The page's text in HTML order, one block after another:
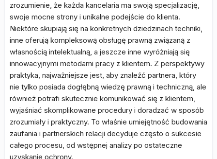
zrozumienie, że każda kancelaria ma swoją specjalizację,
swoje mocne strony i unikalne podejście do klienta.
Niektóre skupiają się na konkretnych dziedzinach techniki,
inne oferują kompleksową obsługę prawną związaną z
własnością intelektualną, a jeszcze inne wyróżniają się
innowacyjnymi metodami pracy z klientem. Z perspektywy
praktyka, najważniejsze jest, aby znaleźć partnera, który
nie tylko posiada dogłębną wiedzę prawną i techniczną, ale
również potrafi skutecznie komunikować się z klientem,
wyjaśniać skomplikowane procedury i doradzać w sposób
zrozumiały i praktyczny. To właśnie umiejętność budowania
zaufania i partnerskich relacji decyduje często o sukcesie
całego procesu, od wstępnej analizy po ostateczne
uzyskanie ochrony.